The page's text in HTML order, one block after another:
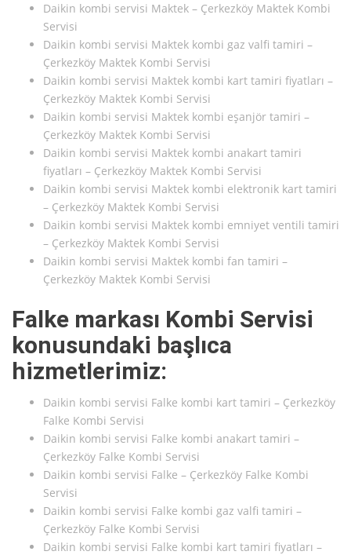
Daikin kombi servisi Maktek – Çerkezköy Maktek Kombi
Servisi
Daikin kombi servisi Maktek kombi gaz valfi tamiri –
Çerkezköy Maktek Kombi Servisi
Daikin kombi servisi Maktek kombi kart tamiri fiyatları –
Çerkezköy Maktek Kombi Servisi
Daikin kombi servisi Maktek kombi eşanjör tamiri –
Çerkezköy Maktek Kombi Servisi
Daikin kombi servisi Maktek kombi anakart tamiri
fiyatları – Çerkezköy Maktek Kombi Servisi
Daikin kombi servisi Maktek kombi elektronik kart tamiri
– Çerkezköy Maktek Kombi Servisi
Daikin kombi servisi Maktek kombi emniyet ventili tamiri
– Çerkezköy Maktek Kombi Servisi
Daikin kombi servisi Maktek kombi fan tamiri –
Çerkezköy Maktek Kombi Servisi
Falke markası Kombi Servisi
konusundaki başlıca
hizmetlerimiz:
Daikin kombi servisi Falke kombi kart tamiri – Çerkezköy
Falke Kombi Servisi
Daikin kombi servisi Falke kombi anakart tamiri –
Çerkezköy Falke Kombi Servisi
Daikin kombi servisi Falke – Çerkezköy Falke Kombi
Servisi
Daikin kombi servisi Falke kombi gaz valfi tamiri –
Çerkezköy Falke Kombi Servisi
Daikin kombi servisi Falke kombi kart tamiri fiyatları –